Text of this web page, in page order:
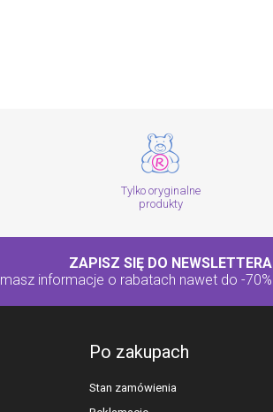
Tylko oryginalne
produkty
ZAPISZ SIĘ DO NEWSLETTERA
informacje o rabatach nawet do -70%
Po zakupach
Stan zamówienia